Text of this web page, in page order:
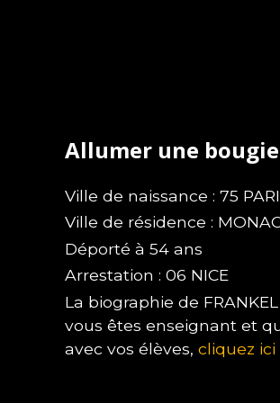
Allumer une bougie
Ville de naissance : 75
Ville de résidence :
Déporté à 54 ans
Arrestation : 06 NICE
La biographie de
vous êtes enseignant et
avec vos élèves, cliquez